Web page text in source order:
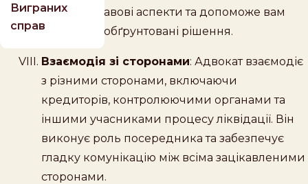
Виграних
справ
складні правові аспекти та допоможе вам
приймати обґрунтовані рішення.
Взаємодія зі сторонами: Адвокат взаємодіє
з різними сторонами, включаючи
кредиторів, контролюючими органами та
іншими учасниками процесу ліквідації. Він
виконує роль посередника та забезпечує
гладку комунікацію між всіма зацікавленими
сторонами.